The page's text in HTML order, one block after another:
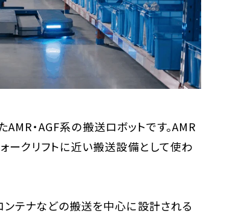
AMR・AGF系の搬送ロボットです。AMR
ークリフトに近い搬送設備として使わ
ンテナなどの搬送を中心に設計される